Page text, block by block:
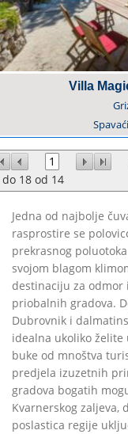
Villa
1
do 18 od 14
Jedna od najbolje
rasprostire se
prekrasnog
svojom blagom
destinaciju za odmor
priobalnih gradova.
Dubrovnik i
idealna ukoliko
buke od mnoštva
predjela izuzetnih
gradova bogatih
Kvarnerskog zaljeva,
poslastica regije